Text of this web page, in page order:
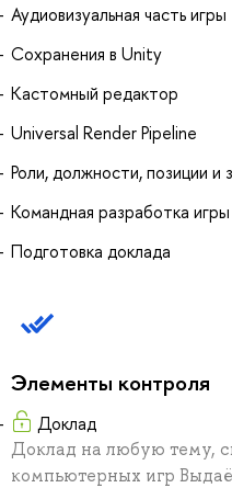
Аудиовизуальная часть игры
Сохранения в Unity
Кастомный редактор
Universal Render Pipeline
Роли, должности, позиции и
Командная разработка игры
Подготовка доклада
Элементы контроля
Доклад
Доклад на любую тему,
компьютерных игр